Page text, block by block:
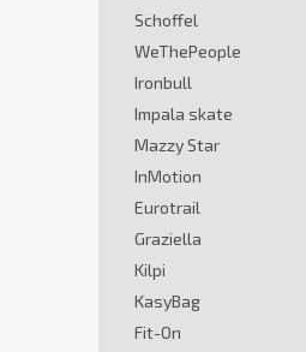
Schoffel
WeThePeople
Ironbull
Impala skate
Mazzy Star
InMotion
Eurotrail
Graziella
Kilpi
KasyBag
Fit-On